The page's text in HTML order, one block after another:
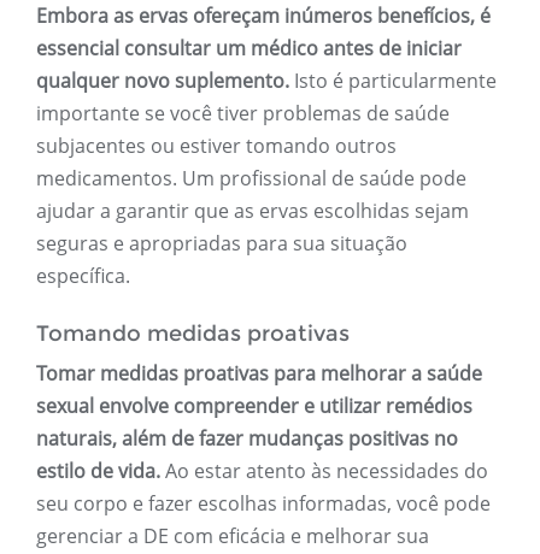
Embora as ervas ofereçam inúmeros benefícios, é
essencial consultar um médico antes de iniciar
qualquer novo suplemento. Isto é particularmente
importante se você tiver problemas de saúde
subjacentes ou estiver tomando outros
medicamentos. Um profissional de saúde pode
ajudar a garantir que as ervas escolhidas sejam
seguras e apropriadas para sua situação
específica.
Tomando medidas proativas
Tomar medidas proativas para melhorar a saúde
sexual envolve compreender e utilizar remédios
naturais, além de fazer mudanças positivas no
estilo de vida.Ao estar atento às necessidades do
seu corpo e fazer escolhas informadas, você pode
gerenciar a DE com eficácia e melhorar sua